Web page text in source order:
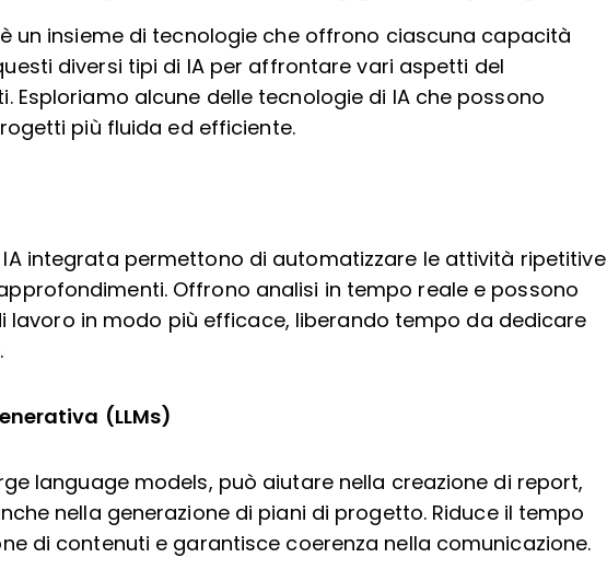
è un insieme di tecnologie che offrono ciascuna capacità
diversi tipi di IA per affrontare vari aspetti del
Esploriamo alcune delle tecnologie di IA che possono
più fluida ed efficiente.
IA integrata permettono di automatizzare le attività ripetitive
Offrono analisi in tempo reale e possono
lavoro in modo più efficace, liberando tempo da dedicare
(LLMs)
language models, può aiutare nella creazione di report,
nella generazione di piani di progetto. Riduce il tempo
di contenuti e garantisce coerenza nella comunicazione.